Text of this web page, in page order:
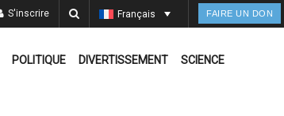
S'inscrire Français FAIRE UN DON
POLITIQUE DIVERTISSEMENT SCIENCE